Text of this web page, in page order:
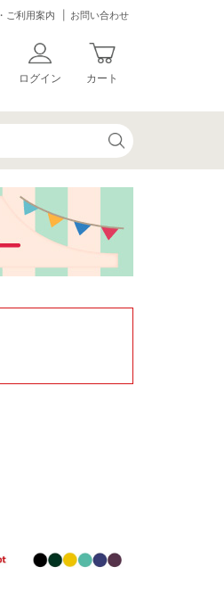
ご利用案内 お問い合わせ
ログイン カート